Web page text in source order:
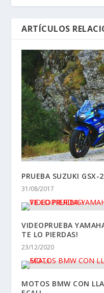
PRUEBA SUZUKI
31/08/2017
VIDEOPRUEBA
TE LO PIERDAS!
23/12/2020
MOTOS BMW CON
ECALL
28/06/2017
PRUEBA SYM
PRESENTACIÓN
26/07/2018